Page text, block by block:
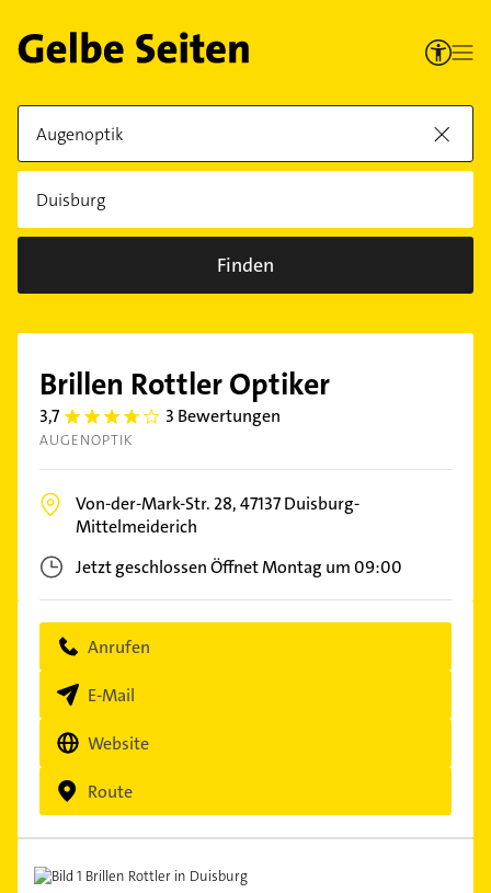
Finden
Brillen Rottler Optiker
3,7 3.7 3 Bewertungen
AUGENOPTIK
Von-der-Mark-Str. 28,47137Duisburg-
Mittelmeiderich
Jetzt geschlossenÖffnet Montag um 09:00
Anrufen
E-Mail
Website
Route